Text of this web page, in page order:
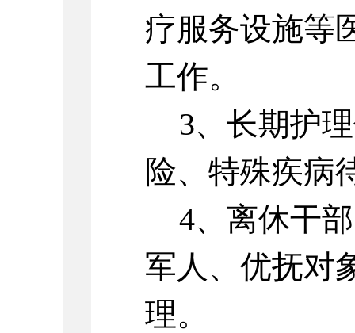
疗服务设施等
工作。
3、长期护
险、特殊疾病
4、离休干
军人、优抚对
理。